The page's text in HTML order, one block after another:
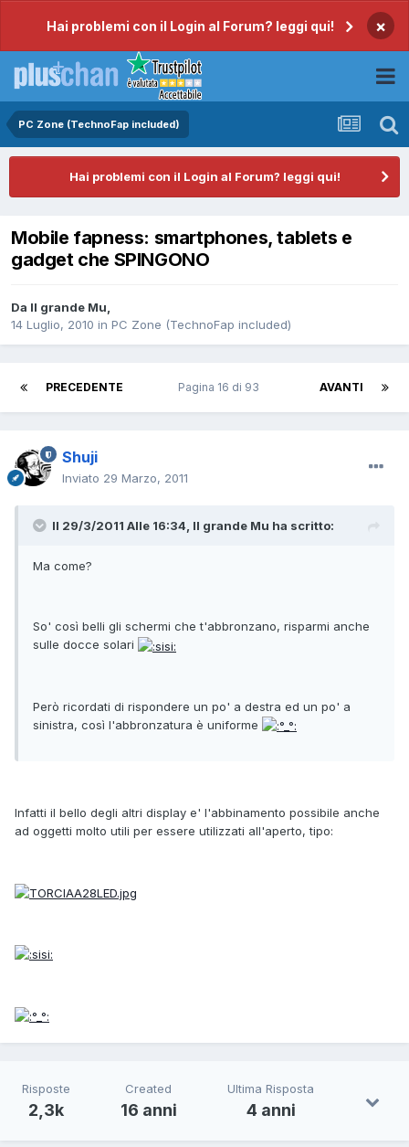
Hai problemi con il Login al Forum? leggi qui! ×
PC Zone (TechnoFap included)
Hai problemi con il Login al Forum? leggi qui!
Mobile fapness: smartphones, tablets e
gadget che SPINGONO
Da Il grande Mu,
14 Luglio, 2010 in PC Zone (TechnoFap included)
PRECEDENTE AVANTI
Pagina 16 di 93
Shuji
Inviato 29 Marzo, 2011
Il 29/3/2011 Alle 16:34, Il grande Mu ha scritto:
Ma come?
So' così belli gli schermi che t'abbronzano, risparmi anche
sulle docce solari
Però ricordati di rispondere un po' a destra ed un po' a
sinistra, così l'abbronzatura è uniforme
Infatti il bello degli altri display e' l'abbinamento possibile anche
ad oggetti molto utili per essere utilizzati all'aperto, tipo:
Risposte
2,3k
Created
16 anni
Ultima Risposta
4 anni